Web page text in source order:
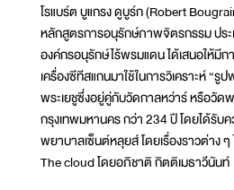
โรแบร์ต บูแกรง ดูบูร์ก (Robert
หลักสูตรการอนุรักษ์ภาพจิตรกรรม ประ
องค์กรอนุรักษ์ไร้พรมแดน ได้เสนอให้มีกา
เครื่องซีทีสแกนมาใช้ในการวิเคราะห์ “รู
พระเยชูซึ่งอยู่คู่กับวัดกาลหว่าร์ หรือวัด
กรุงเทพมหานคร กว่า 234 ปี โดยได้รับ
พยาบาลเซ็นต์หลุยส์ โดยเรื่องราวต่าง ๆ
The cloud โดยอภิชาติ กิตติเมธาวีนันท์